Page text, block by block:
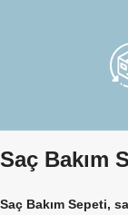
Saç Bakım
Saç Bakım Sepeti,